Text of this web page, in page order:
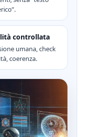
controllata
umana, check
coerenza.